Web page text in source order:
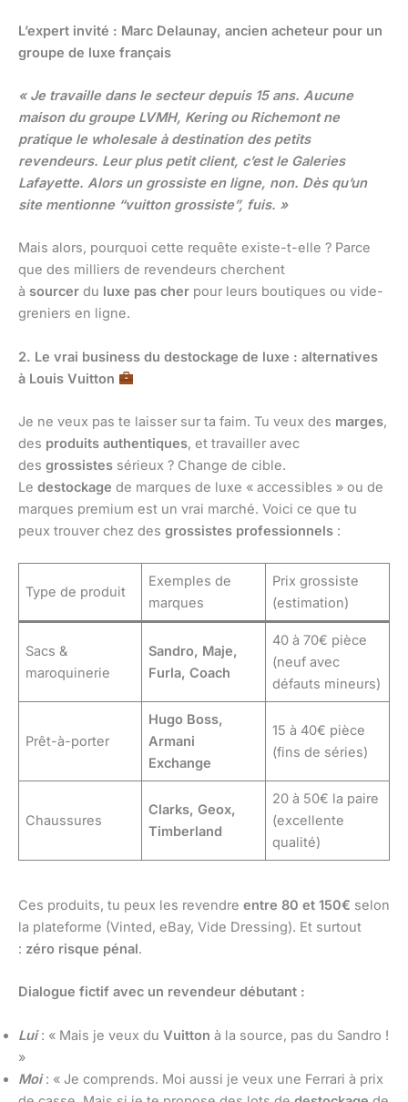
L’expert invité : Marc Delaunay, ancien acheteur pour un
groupe de luxe français
« Je travaille dans le secteur depuis 15 ans. Aucune
maison du groupe LVMH, Kering ou Richemont ne
pratique le wholesale à destination des petits
revendeurs. Leur plus petit client, c’est le Galeries
Lafayette. Alors un grossiste en ligne, non. Dès qu’un
site mentionne “vuitton grossiste”, fuis. »
Mais alors, pourquoi cette requête existe-t-elle ? Parce
que des milliers de revendeurs cherchent
à sourcer du luxe pas cher pour leurs boutiques ou vide-
greniers en ligne.
2. Le vrai business du destockage de luxe : alternatives
à Louis Vuitton
Je ne veux pas te laisser sur ta faim. Tu veux des marges,
des produits authentiques, et travailler avec
des grossistes sérieux ? Change de cible.
Le destockage de marques de luxe « accessibles » ou de
marques premium est un vrai marché. Voici ce que tu
peux trouver chez des grossistes professionnels :
Type de produit
Exemples de
marques
Prix grossiste
(estimation)
Sacs &
maroquinerie
Sandro, Maje,
Furla, Coach
40 à 70€ pièce
(neuf avec
défauts mineurs)
Prêt-à-porter
Hugo Boss,
Armani
Exchange
15 à 40€ pièce
(fins de séries)
Chaussures
Clarks, Geox,
Timberland
20 à 50€ la paire
(excellente
qualité)
Ces produits, tu peux les revendre entre 80 et 150€ selon
la plateforme (Vinted, eBay, Vide Dressing). Et surtout
: zéro risque pénal.
Dialogue fictif avec un revendeur débutant :
Lui: « Mais je veux du Vuitton à la source, pas du Sandro !
»
Moi: « Je comprends. Moi aussi je veux une Ferrari à prix